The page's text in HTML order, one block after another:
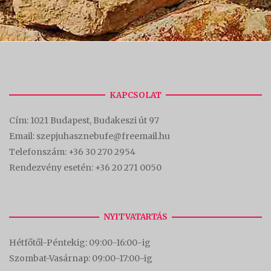
KAPCSOLAT
Cím: 1021 Budapest, Budakeszi út 97
Email: szepjuhasznebufe@freemail.hu
Telefonszám: +36 30 270 2954
Rendezvény esetén: +36 20 271 0050
NYITVATARTÁS
Hétfőtől-Péntekig: 09:00-16:00-ig
Szombat-Vasárnap: 09:00-17:00-ig